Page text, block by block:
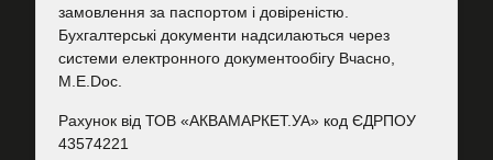
замовлення за паспортом і довіреністю.
Бухгалтерські документи надсилаються через
системи електронного документообігу Вчасно,
M.E.Doc.
Рахунок від ТОВ «АКВАМАРКЕТ.УА» код ЄДРПОУ
43574221